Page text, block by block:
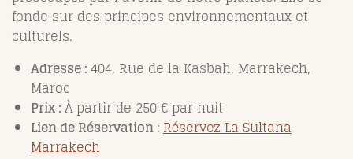
fonde sur des principes environnementaux et
culturels.
Adresse :404, Rue de la Kasbah, Marrakech,
Maroc
Prix :À partir de 250 € par nuit
Lien de Réservation :Réservez La Sultana
Marrakech